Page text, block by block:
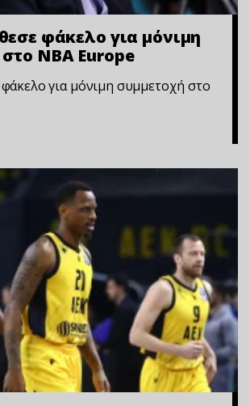
φάκελο για μόνιμη
NBA Europe
για μόνιμη συμμετοχή στο